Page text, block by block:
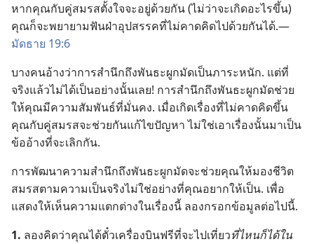
หาก​คุณ​กับ​คู่​สมรส​ตั้งใจ​จะ​อยู่​ด้วย​กัน (ไม่​ว่า​จะ​เกิด​อะไร​ขึ้น)
คุณ​ก็​จะ​พยายาม​ฟันฝ่า​อุปสรรค​ที่​ไม่​คาด​คิด​ไป​ด้วย​กัน​ได้.—
มัดธาย 19:6
บาง​คน​อ้าง​ว่า​การ​สำนึก​ถึง​พันธะ​ผูก​มัด​เป็น​ภาระ​หนัก. แต่​ที่​
จริง​แล้ว​ไม่​ได้​เป็น​อย่าง​นั้น​เลย! การ​สำนึก​ถึง​พันธะ​ผูก​มัด​ช่วย​
ให้​คุณ​มี​ความ​สัมพันธ์​ที่​มั่นคง. เมื่อ​เกิด​เรื่อง​ที่​ไม่​คาด​คิด​ขึ้น
คุณ​กับ​คู่​สมรส​จะ​ช่วย​กัน​แก้ไข​ปัญหา ไม่​ใช่​เอา​เรื่อง​นั้น​มา​เป็น​
ข้อ​อ้าง​ที่​จะ​เลิก​กัน.
การ​พัฒนา​ความ​สำนึก​ถึง​พันธะ​ผูก​มัด​จะ​ช่วย​คุณ​ให้​มอง​ชีวิต​
สมรส​ตาม​ความ​เป็น​จริง​ไม่​ใช่​อย่าง​ที่​คุณ​อยาก​ให้​เป็น. เพื่อ​
แสดง​ให้​เห็น​ความ​แตกต่าง​ใน​เรื่อง​นี้ ลอง​กรอก​ข้อมูล​ต่อ​ไป​นี้.
1. ลอง​คิด​ว่า​คุณ​ได้​ตั๋ว​เครื่องบิน​ฟรี​ที่​จะ​ไป​เที่ยว​ที่​ไหน​ก็​ได้​ใน​